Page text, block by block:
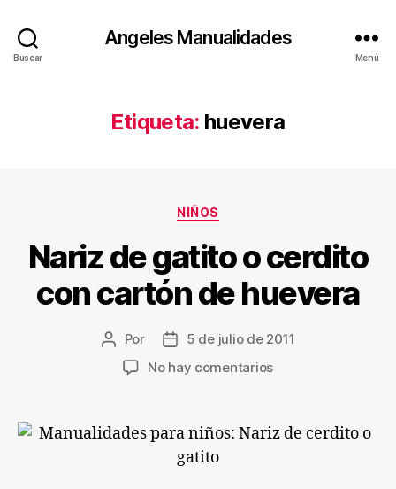
Buscar
Angeles Manualidades
Menú
Etiqueta: huevera
Categorías
NIÑOS
Nariz de gatito o cerdito
con cartón de huevera
Autor
de
Por
Fecha
de
5 de julio de 2011
No hay comentariosen
gatito
o